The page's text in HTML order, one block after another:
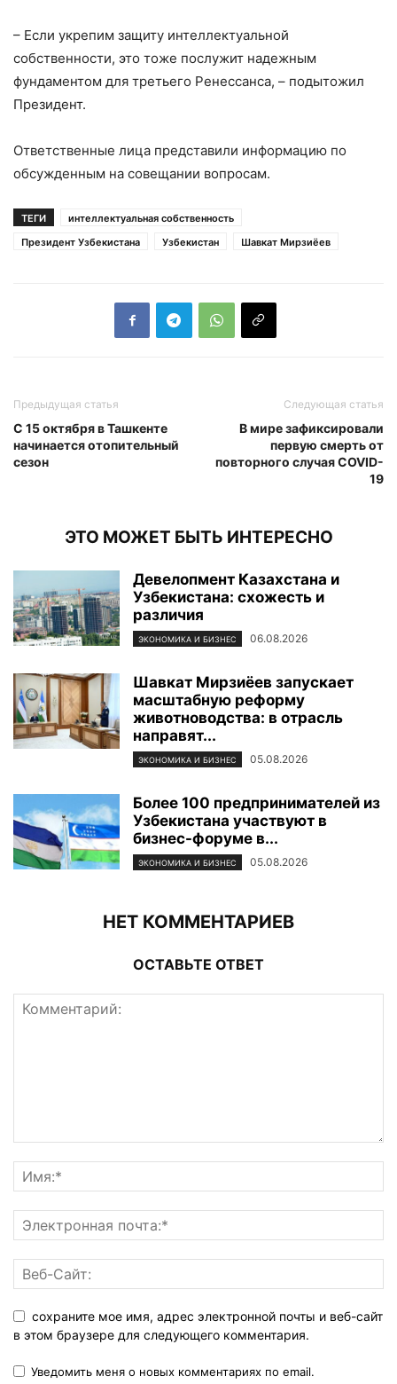
– Если укрепим защиту интеллектуальной
собственности, это тоже послужит надежным
фундаментом для третьего Ренессанса, – подытожил
Президент.
Ответственные лица представили информацию по
обсужденным на совещании вопросам.
ТЕГИ
интеллектуальная собственность
Президент Узбекистана
Узбекистан Шавкат Мирзиёев
Предыдущая статья
С 15 октября в Ташкенте
начинается отопительный
сезон
Следующая статья
В мире зафиксировали
первую смерть от
повторного случая COVID-
19
ЭТО МОЖЕТ БЫТЬ ИНТЕРЕСНО
Девелопмент Казахстана и
Узбекистана: схожесть и
различия
ЭКОНОМИКА И БИЗНЕС 06.08.2026
Шавкат Мирзиёев запускает
масштабную реформу
животноводства: в отрасль
направят...
ЭКОНОМИКА И БИЗНЕС 05.08.2026
Более 100 предпринимателей из
Узбекистана участвуют в
бизнес-форуме в...
ЭКОНОМИКА И БИЗНЕС 05.08.2026
НЕТ КОММЕНТАРИЕВ
ОСТАВЬТЕ ОТВЕТ
сохраните мое имя, адрес электронной почты и веб-сайт
в этом браузере для следующего комментария.
Уведомить меня о новых комментариях по email.